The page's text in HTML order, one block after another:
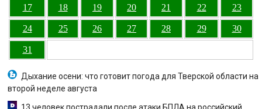
17 18 19 20 21 22 23
24 25 26 27 28 29 30
31
Дыхание осени: что готовит погода для Тверской области на
второй неделе августа
13 человек пострадали после атаки БПЛА на российский